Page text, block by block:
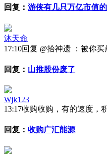
回复： 游侠有几只万亿市值
沐天命
17:10回复 @拾神遗 ：被你
回复： 山推股份废了
Wjk123
13:17收购收购，有的速度，
回复： 收购广汇能源